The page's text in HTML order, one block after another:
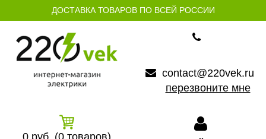
ДОСТАВКА ТОВАРОВ ПО ВСЕЙ РОССИИ
contact@220vek.ru
перезвоните мне
0 руб. (0 товаров)